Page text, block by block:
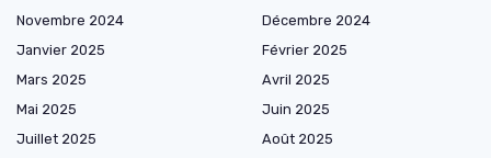
Novembre 2024
Décembre 2024
Janvier 2025
Février 2025
Mars 2025
Avril 2025
Mai 2025
Juin 2025
Juillet 2025
Août 2025